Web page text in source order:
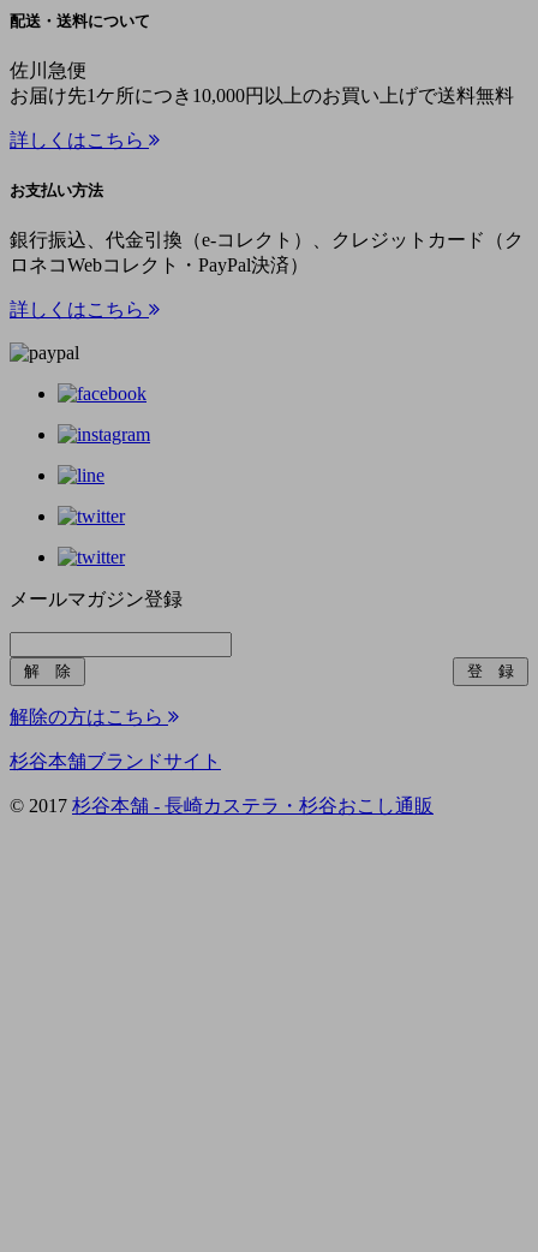
配送・送料について
佐川急便
お届け先1ケ所につき10,000円以上のお買い上げで送料無料
詳しくはこちら
お支払い方法
銀行振込、代金引換（e-コレクト）、クレジットカード（ク
ロネコWebコレクト・PayPal決済）
詳しくはこちら
メールマガジン登録
解除の方はこちら
杉谷本舗ブランドサイト
© 2017 杉谷本舗 - 長崎カステラ・杉谷おこし通販